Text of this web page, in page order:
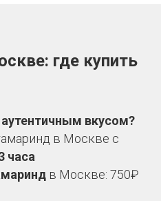
где купить
аутентичным вкусом?
в Москве с
часа
в Москве: 750₽